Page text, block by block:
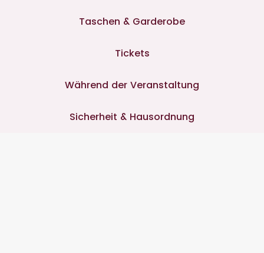
Taschen & Garderobe
Tickets
Während der Veranstaltung
Sicherheit & Hausordnung